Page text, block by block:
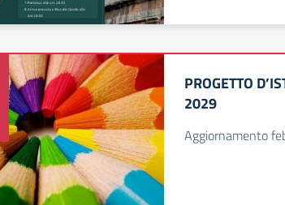
PROGETTO
2029
Aggiornamento